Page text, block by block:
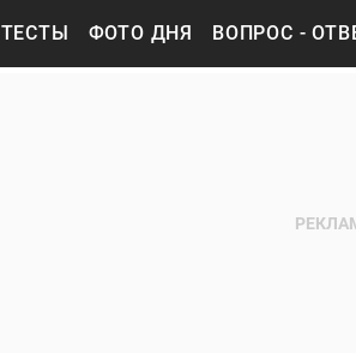
ТЕСТЫ ФОТО ДНЯ ВОПРОС -